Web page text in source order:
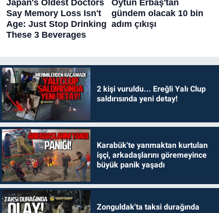
2 kişi vuruldu... Ereğli Yalı Clup
saldırısında yeni detay!
Karabük'te yanmaktan kurtulan
işçi, arkadaşlarını göremeyince
büyük panik yaşadı
Zonguldak'ta taksi durağında